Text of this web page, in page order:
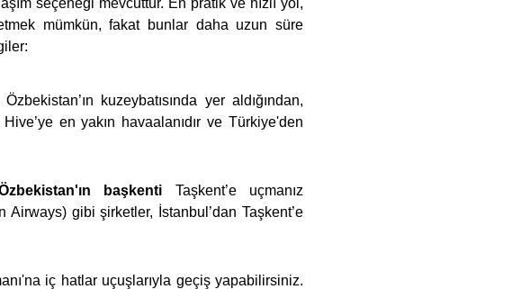
seçeneği mevcuttur. En pratik ve hızlı yol,
mümkün, fakat bunlar daha uzun süre
kuzeybatısında yer aldığından,
en yakın havaalanıdır ve Türkiye'den
başkenti Taşkent’e uçmanız
gibi şirketler, İstanbul’dan Taşkent’e
iç hatlar uçuşlarıyla geçiş yapabilirsiniz.